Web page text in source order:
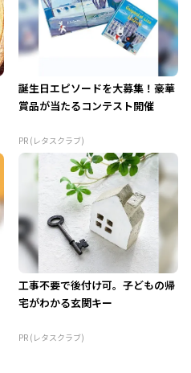
誕生日エピソードを大募集！豪華
賞品が当たるコンテスト開催
PR (レタスクラブ)
工事不要で後付け可。子どもの帰
宅がわかる玄関キー
PR (レタスクラブ)